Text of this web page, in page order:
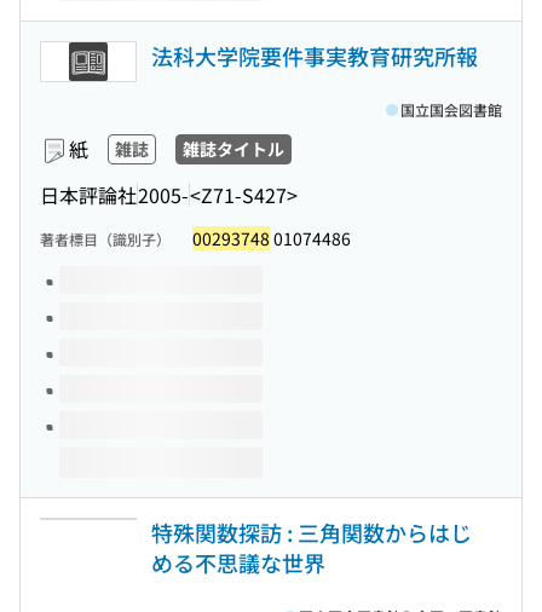
法科大学院要件事実教育研究所報
紙 雑誌 雑誌タイトル
日本評論社2005-<Z71-S427>
国立国会図書館
著者標目（識別子） 00293748 01074486
このタイトルの巻号
特殊関数探訪 : 三角関数からはじ
める不思議な世界